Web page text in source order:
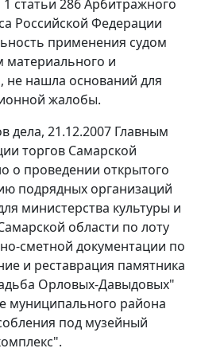
статьи 286Арбитражного
Российской Федерации
применения судом
материального и
не нашла оснований для
жалобы.
дела, 21.12.2007 Главным
торгов Самарской
о проведении открытого
подрядных организаций
министерства культуры и
области по лоту
сметной документации по
и реставрация памятника
Орловых-Давыдовых"
муниципального района
под музейный